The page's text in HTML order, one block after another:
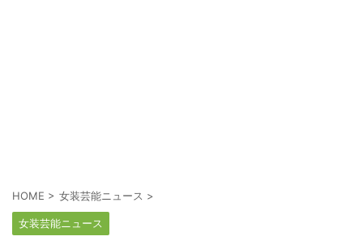
HOME > 女装芸能ニュース >
女装芸能ニュース